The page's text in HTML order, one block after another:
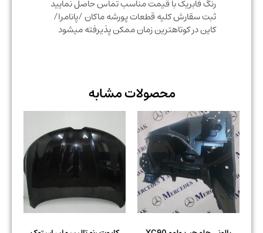
رنگ فابریک با قیمت مناسب تماس حاصل نمایید
ثبت سقارش کلیه قطعات پورشه ماکان /پانامرا/
کاین در کوتاهترین زمان ممکن پذیرفته میشود
محصولات مشابه